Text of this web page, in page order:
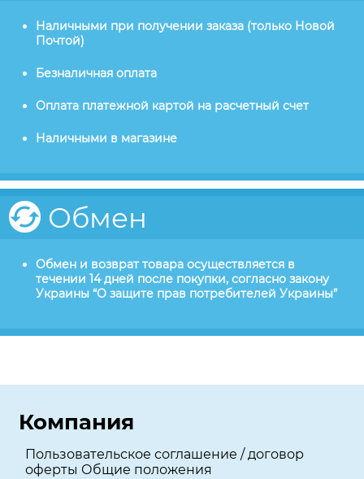
Наличными при получении заказа (только Новой
Почтой)
Безналичная оплата
Оплата платежной картой на расчетный счет
Наличными в магазине
Обмен
Обмен и возврат товара осуществляется в
течении 14 дней после покупки, согласно закону
Украины “О защите прав потребителей Украины”
Компания
Пользовательское соглашение / договор
оферты Общие положения